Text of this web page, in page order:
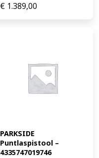
€ 1.389,00
PARKSIDE
Puntlaspistool –
4335747019746